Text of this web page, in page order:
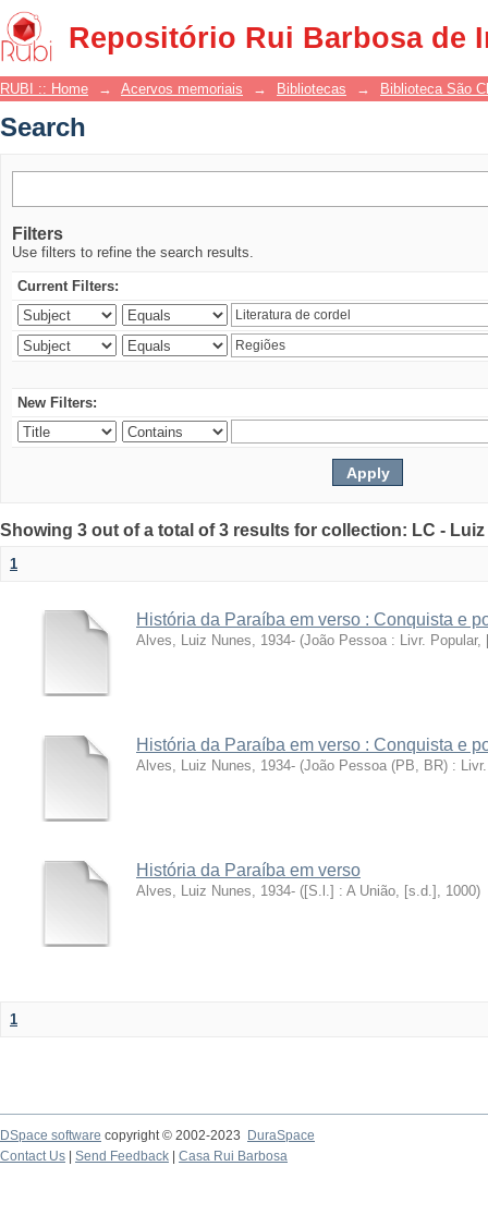
Repositório Rui Barbosa de
Search
RUBI :: Home → Acervos memoriais → Bibliotecas → Biblioteca São
Search
Filters
Use filters to refine the search results.
Current Filters:
New Filters:
Showing 3 out of a total of 3 results for collection: LC -
1
História da Paraíba em verso : Conquista e
Alves, Luiz Nunes, 1934- (João Pessoa : Livr. Popular,
História da Paraíba em verso : Conquista e
Alves, Luiz Nunes, 1934- (João Pessoa (PB, BR) :
História da Paraíba em verso
Alves, Luiz Nunes, 1934- ([S.l.] : A União, [s.d.] , 1000)
1
DSpace software copyright © 2002-2023
DuraSpace
Contact Us
Send Feedback Casa Rui Barbosa